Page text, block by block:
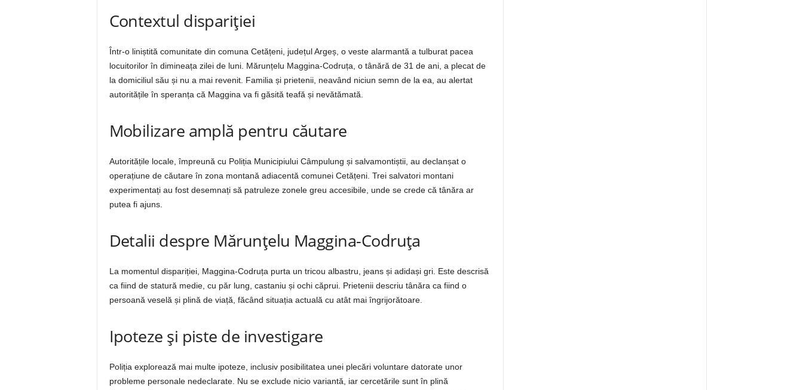
Contextul dispariției
Într-o liniștită comunitate din comuna Cetățeni, județul Argeș, o veste alarmantă a tulburat pacea
locuitorilor în dimineața zilei de luni. Mărunțelu Maggina-Codruța, o tânără de 31 de ani, a plecat de
la domiciliul său și nu a mai revenit. Familia și prietenii, neavând niciun semn de la ea, au alertat
autoritățile în speranța că Maggina va fi găsită teafă și nevătămată.
Mobilizare amplă pentru căutare
Autoritățile locale, împreună cu Poliția Municipiului Câmpulung și salvamontiștii, au declanșat o
operațiune de căutare în zona montană adiacentă comunei Cetățeni. Trei salvatori montani
experimentați au fost desemnați să patruleze zonele greu accesibile, unde se crede că tânăra ar
putea fi ajuns.
Detalii despre Mărunțelu Maggina-Codruța
La momentul dispariției, Maggina-Codruța purta un tricou albastru, jeans și adidași gri. Este descrisă
ca fiind de statură medie, cu păr lung, castaniu și ochi căprui. Prietenii descriu tânăra ca fiind o
persoană veselă și plină de viață, făcând situația actuală cu atât mai îngrijorătoare.
Ipoteze și piste de investigare
Poliția explorează mai multe ipoteze, inclusiv posibilitatea unei plecări voluntare datorate unor
probleme personale nedeclarate. Nu se exclude nicio variantă, iar cercetările sunt în plină